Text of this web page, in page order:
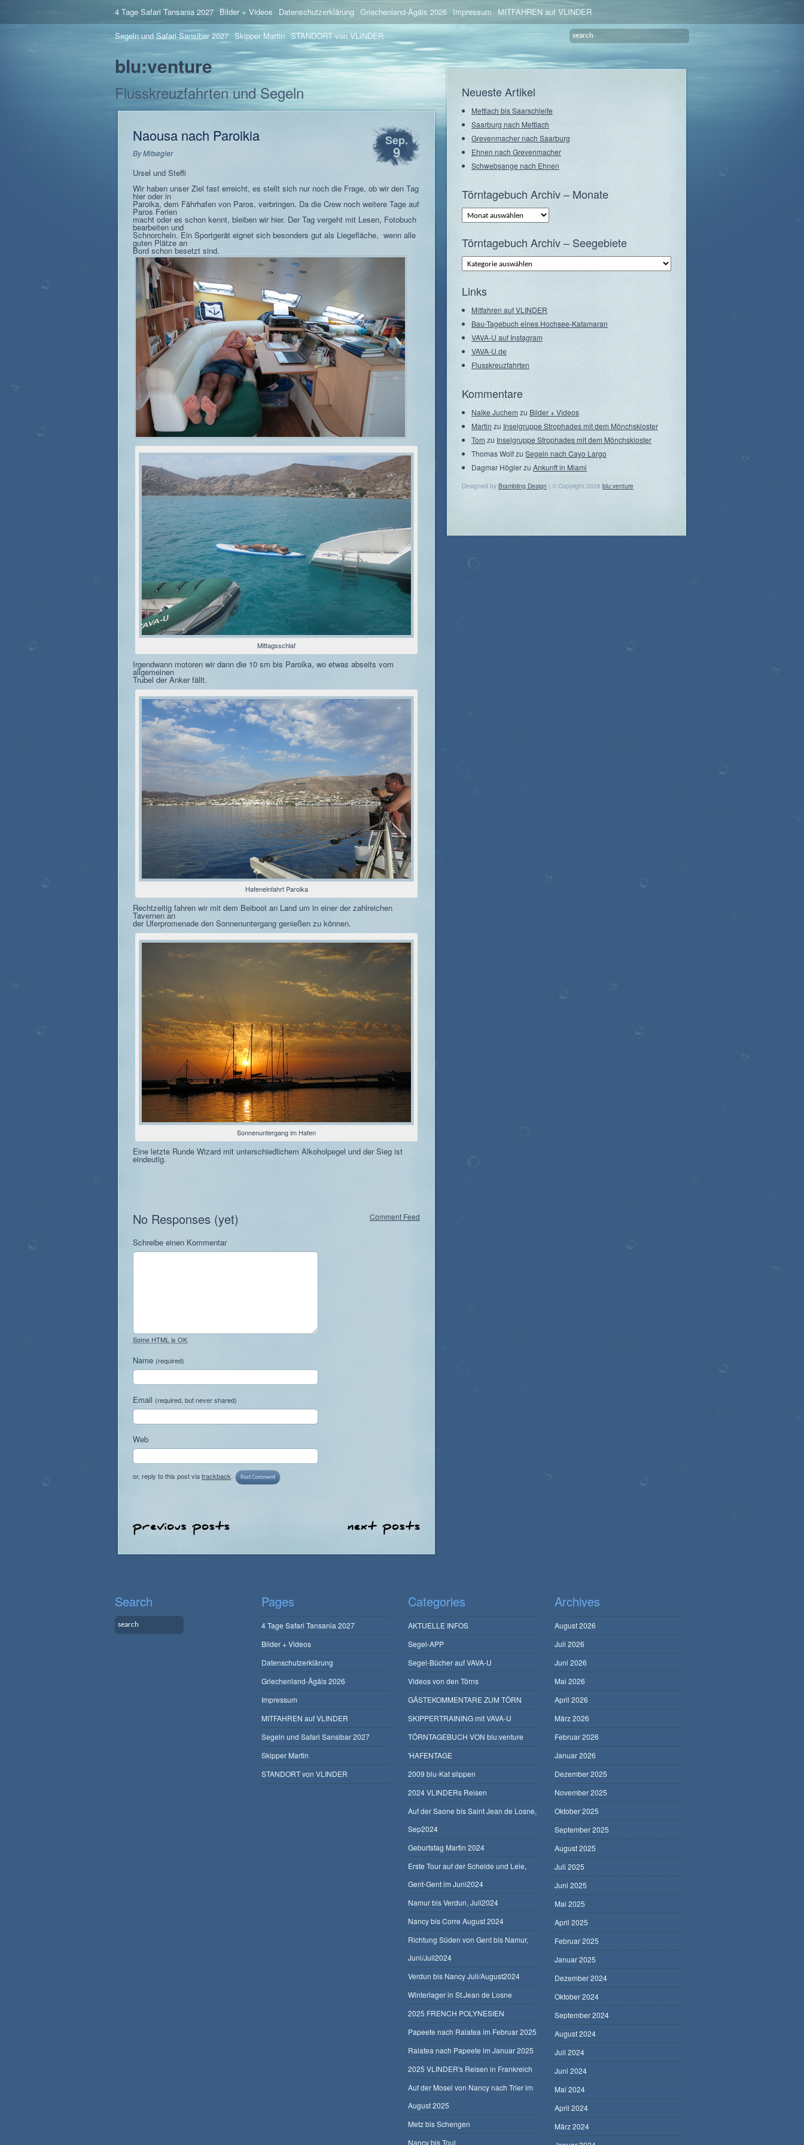
4 Tage Safari Tansania 2027 Bilder + Videos Datenschutzerklärung Griechenland-Ägäis 2026 Impressum MITFAHREN auf VLINDER
Segeln und Safari Sansibar 2027 Skipper Martin STANDORT von VLINDER
blu:venture
Flusskreuzfahrten und Segeln
Naousa nach Paroikia
ByMitsegler
Sep.
9
Ursel und Steffi
Wir haben unser Ziel fast erreicht, es stellt sich nur noch die Frage, ob wir den Tag
hier oder in
Paroika, dem Fährhafen von Paros, verbringen. Da die Crew noch weitere Tage auf
Paros Ferien
macht oder es schon kennt, bleiben wir hier. Der Tag vergeht mit Lesen, Fotobuch
bearbeiten und
Schnorcheln. Ein Sportgerät eignet sich besonders gut als Liegefläche, wenn alle
guten Plätze an
Bord schon besetzt sind.
Mittagsschlaf
Irgendwann motoren wir dann die 10 sm bis Paroika, wo etwas abseits vom
allgemeinen
Trubel der Anker fällt.
Hafeneinfahrt Paroika
Rechtzeitig fahren wir mit dem Beiboot an Land um in einer der zahlreichen
Tavernen an
der Uferpromenade den Sonnenuntergang genießen zu können.
Sonnenuntergang im Hafen
Eine letzte Runde Wizard mit unterschiedlichem Alkoholpegel und der Sieg ist
eindeutig.
Comment Feed
No Responses (yet)
Schreibe einen Kommentar
Some HTML is OK
Name (required)
Email (required, but never shared)
Web
or, reply to this post viatrackback
Neueste Artikel
Mettlach bis Saarschleife
Saarburg nach Mettlach
Grevenmacher nach Saarburg
Ehnen nach Grevenmacher
Schwebsange nach Ehnen
Törntagebuch Archiv – Monate
Törntagebuch
Archiv
–
Törntagebuch Archiv – Seegebiete
Törntagebuch
Archiv
–
Links
Mitfahren auf VLINDER
Bau-Tagebuch eines Hochsee-Katamaran
VAVA-U auf Instagram
VAVA-U.de
Flusskreuzfahrten
Kommentare
Naike Juchemzu Bilder + Videos
Martin zu Inselgruppe Strophades mit dem Mönchskloster
Tom zu Inselgruppe Strophades mit dem Mönchskloster
Thomas Wolfzu Segeln nach Cayo Largo
Dagmar Höglerzu Ankunft in Miami
Designed by Brambling Design | © Copyright 2026 blu:venture
Search Pages
4 Tage Safari Tansania 2027
Bilder + Videos
Datenschutzerklärung
Griechenland-Ägäis 2026
Impressum
MITFAHREN auf VLINDER
Segeln und Safari Sansibar 2027
Skipper Martin
STANDORT von VLINDER
Categories
AKTUELLE INFOS
Segel-APP
Segel-Bücher auf VAVA-U
Videos von den Törns
GÄSTEKOMMENTARE ZUM TÖRN
SKIPPERTRAINING mit VAVA-U
TÖRNTAGEBUCH VON blu:venture
'HAFENTAGE
2009 blu-Kat slippen
2024 VLINDERs Reisen
Auf der Saone bis Saint Jean de Losne,
Sep2024
Geburtstag Martin 2024
Erste Tour auf der Schelde und Leie,
Gent-Gent im Juni2024
Namur bis Verdun, Juli2024
Nancy bis Corre August 2024
Richtung Süden von Gent bis Namur,
Juni/Juli2024
Verdun bis Nancy Juli/August2024
Winterlager in St.Jean de Losne
2025 FRENCH POLYNESIEN
Papeete nach Raiatea im Februar 2025
Raiatea nach Papeete im Januar 2025
2025 VLINDER's Reisen in Frankreich
Auf der Mosel von Nancy nach Trier im
August 2025
Metz bis Schengen
Nancy bis Toul
Archives
August 2026
Juli 2026
Juni 2026
Mai 2026
April 2026
März 2026
Februar 2026
Januar 2026
Dezember 2025
November 2025
Oktober 2025
September 2025
August 2025
Juli 2025
Juni 2025
Mai 2025
April 2025
Februar 2025
Januar 2025
Dezember 2024
Oktober 2024
September 2024
August 2024
Juli 2024
Juni 2024
Mai 2024
April 2024
März 2024